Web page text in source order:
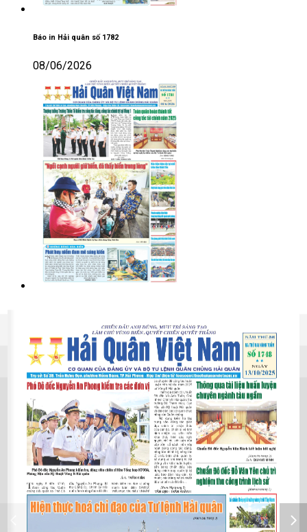
Báo in Hải quân số 1782
08/06/2026
03/06/2026